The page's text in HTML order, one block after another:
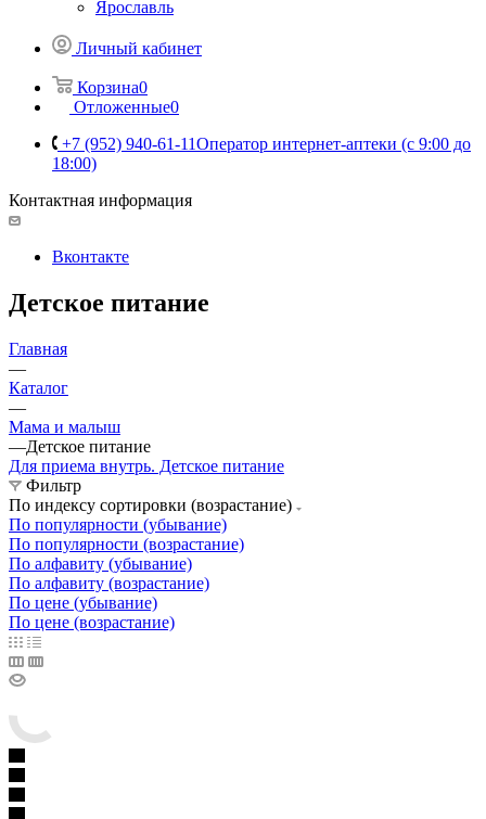
Ярославль
Личный кабинет
Корзина0
Отложенные0
+7 (952) 940-61-11Оператор интернет-аптеки (с 9:00 до
18:00)
Контактная информация
Вконтакте
Детское питание
Главная
—
Каталог
—
Мама и малыш
—Детское питание
Для приема внутрь. Детское питание
Фильтр
По индексу сортировки (возрастание)
По популярности (убывание)
По популярности (возрастание)
По алфавиту (убывание)
По алфавиту (возрастание)
По цене (убывание)
По цене (возрастание)